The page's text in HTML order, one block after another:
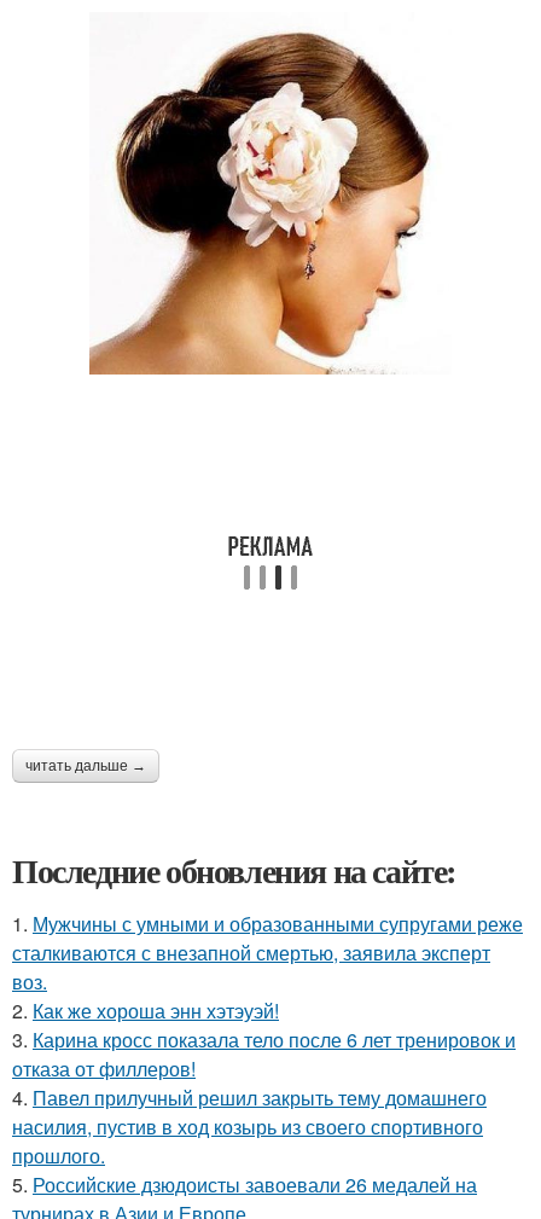
читать дальше →
Последние обновления на сайте:
1. Мужчины с умными и образованными супругами реже
сталкиваются с внезапной смертью, заявила эксперт
воз.
2. Как же хороша энн хэтэуэй!
3. Карина кросс показала тело после 6 лет тренировок и
отказа от филлеров!
4. Павел прилучный решил закрыть тему домашнего
насилия, пустив в ход козырь из своего спортивного
прошлого.
5. Российские дзюдоисты завоевали 26 медалей на